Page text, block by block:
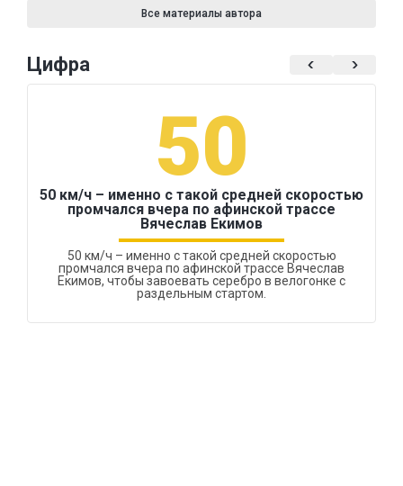
Все материалы автора
Цифра
50
50 км/ч – именно с такой средней скоростью
промчался вчера по афинской трассе
Вячеслав Екимов
50 км/ч – именно с такой средней скоростью
промчался вчера по афинской трассе Вячеслав
Екимов, чтобы завоевать серебро в велогонке с
раздельным стартом.